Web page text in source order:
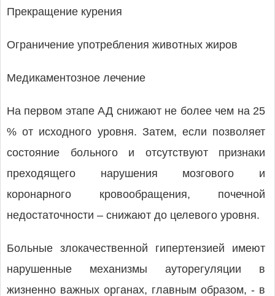
Прекращение курения
Ограничение употребления животных жиров
Медикаментозное лечение
На первом этапе АД снижают не более чем на 25
% от исходного уровня. Затем, если позволяет
состояние больного и отсутствуют признаки
преходящего нарушения мозгового и
коронарного кровообращения, почечной
недостаточности – снижают до целевого уровня.
Больные злокачественной гипертензией имеют
нарушенные механизмы ауторегуляции в
жизненно важных органах, главным образом, - в